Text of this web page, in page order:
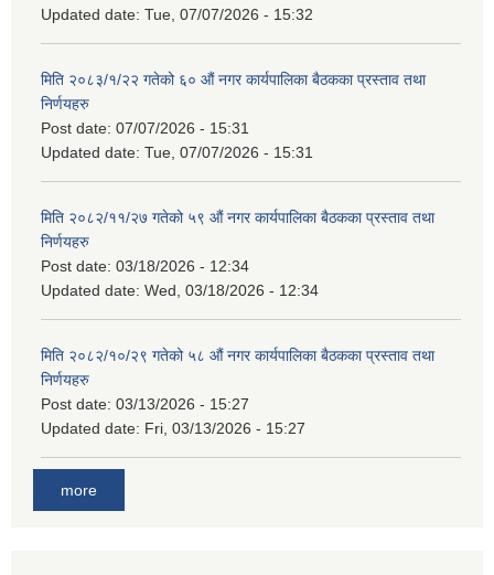
Updated date: Tue, 07/07/2026 - 15:32
मिति २०८३/१/२२ गतेको ६० औं नगर कार्यपालिका बैठकका प्रस्ताव तथा
निर्णयहरु
Post date: 07/07/2026 - 15:31
Updated date: Tue, 07/07/2026 - 15:31
मिति २०८२/११/२७ गतेको ५९ औं नगर कार्यपालिका बैठकका प्रस्ताव तथा
निर्णयहरु
Post date: 03/18/2026 - 12:34
Updated date: Wed, 03/18/2026 - 12:34
मिति २०८२/१०/२९ गतेको ५८ औं नगर कार्यपालिका बैठकका प्रस्ताव तथा
निर्णयहरु
Post date: 03/13/2026 - 15:27
Updated date: Fri, 03/13/2026 - 15:27
more